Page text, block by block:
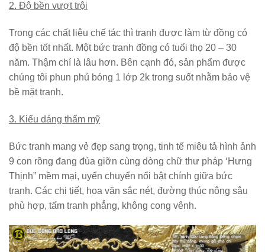
2. Độ bền vượt trội
Trong các chất liệu chế tác thì tranh được làm từ đồng có
độ bền tốt nhất. Một bức tranh đồng có tuổi thọ 20 – 30
năm. Thậm chí là lâu hơn. Bên cạnh đó, sản phẩm được
chúng tôi phun phủ bóng 1 lớp 2k trong suốt nhằm bảo vệ
bề mặt tranh.
3. Kiểu dáng thẩm mỹ
Bức tranh mang vẻ đẹp sang trọng, tinh tế miêu tả hình ảnh
9 con rồng đang đùa giỡn cùng dòng chữ thư pháp ‘Hưng
Thịnh” mềm mại, uyển chuyển nổi bật chính giữa bức
tranh. Các chi tiết, hoa văn sắc nét, đường thúc nông sâu
phù hợp, tấm tranh phẳng, không cong vênh.